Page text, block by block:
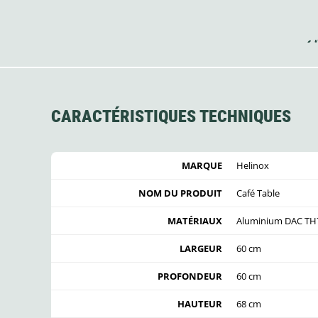
CARACTÉRISTIQUES TECHNIQUES
MARQUE Helinox
NOM DU PRODUIT Café Table
MATÉRIAUX Aluminium DAC
LARGEUR 60 cm
PROFONDEUR 60 cm
HAUTEUR 68 cm